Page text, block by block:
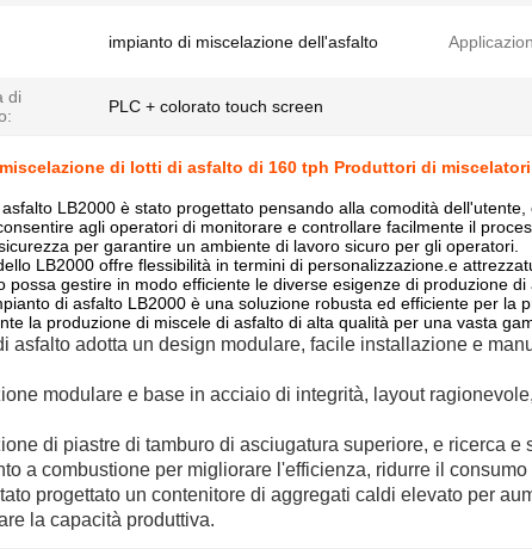
impianto di miscelazione dell'asfalto
di
PLC + colorato touch screen
di lotti di asfalto di 160 tph Produttori di
LB2000 è stato progettato pensando alla comodità
agli operatori di monitorare e controllare facilmente il
per garantire un ambiente di lavoro sicuro per gli operatori.
LB2000 offre flessibilità in termini di personalizzazione.e
possa gestire in modo efficiente le diverse esigenze di produzione di
di asfalto LB2000 è una soluzione robusta ed efficiente per la
la produzione di miscele di asfalto di alta qualità per una vasta
asfalto adotta un design modulare, facile installazione e
modulare e base in acciaio di integrità, layout
di piastre di tamburo di asciugatura superiore, e ricerca
a combustione per migliorare l'efficienza, ridurre il
progettato un contenitore di aggregati caldi elevato per
la capacità produttiva.